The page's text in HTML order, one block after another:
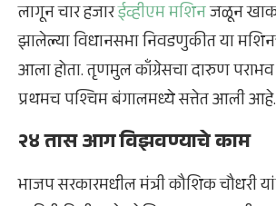
लागून चार हजारईव्हीएम मशिनजळून खाक
झालेल्या विधानसभा निवडणुकीत या
आला होता. तृणमुल काँग्रेसचा दारुण
प्रथमच पश्चिम बंगालमध्ये सत्तेत आली आहे.
२४ तास आग विझवण्याचे काम
भाजप सरकारमधील मंत्री कौशिक चौधरी